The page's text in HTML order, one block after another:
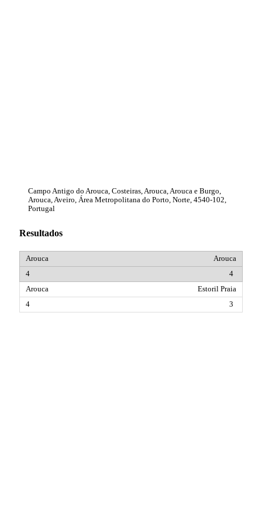
Campo Antigo do Arouca, Costeiras, Arouca, Arouca e Burgo,
Arouca, Aveiro, Área Metropolitana do Porto, Norte, 4540-102,
Portugal
Resultados
Arouca
4
Estoril Praia
3